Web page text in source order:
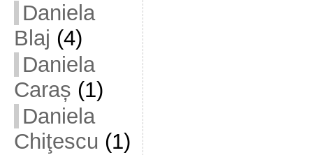
Daniela
Blaj (4)
Daniela
Caraș (1)
Daniela
Chiţescu (1)